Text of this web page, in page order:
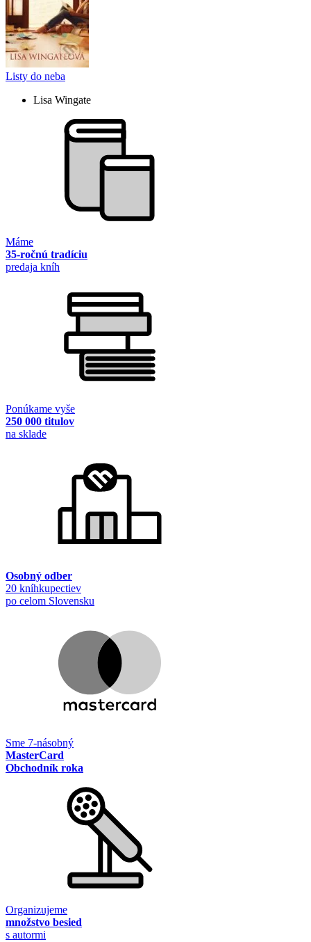
Listy do neba
Lisa Wingate
Máme
35-ročnú tradíciu
predaja kníh
Ponúkame vyše
250 000 titulov
na sklade
Osobný odber
20 kníhkupectiev
po celom Slovensku
Sme 7-násobný
MasterCard
Obchodník roka
Organizujeme
množstvo besied
s autormi